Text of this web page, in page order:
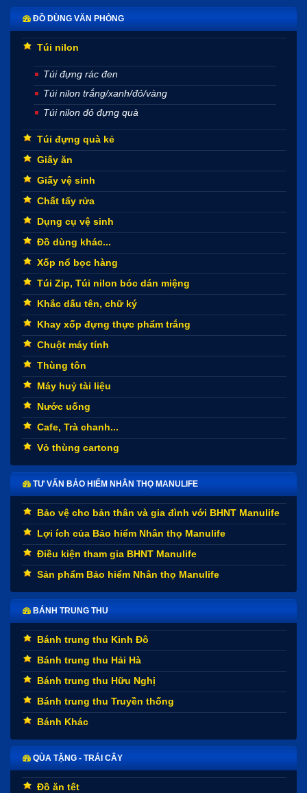
ĐỒ DÙNG VĂN PHÒNG
Túi nilon
Túi đựng rác đen
Túi nilon trắng/xanh/đỏ/vàng
Túi nilon đỏ đựng quà
Túi đựng quà kẻ
Giấy ăn
Giấy vệ sinh
Chất tẩy rửa
Dụng cụ vệ sinh
Đồ dùng khác...
Xốp nổ bọc hàng
Túi Zip, Túi nilon bóc dán miệng
Khắc dấu tên, chữ ký
Khay xốp đựng thực phẩm trắng
Chuột máy tính
Thùng tôn
Máy huỷ tài liệu
Nước uống
Cafe, Trà chanh...
Vỏ thùng cartong
TƯ VẤN BẢO HIỂM NHÂN THỌ MANULIFE
Bảo vệ cho bản thân và gia đình với BHNT Manulife
Lợi ích của Bảo hiểm Nhân thọ Manulife
Điều kiện tham gia BHNT Manulife
Sản phẩm Bảo hiểm Nhân thọ Manulife
BÁNH TRUNG THU
Bánh trung thu Kinh Đô
Bánh trung thu Hải Hà
Bánh trung thu Hữu Nghị
Bánh trung thu Truyền thống
Bánh Khác
QÙA TẶNG - TRÁI CÂY
Đồ ăn tết